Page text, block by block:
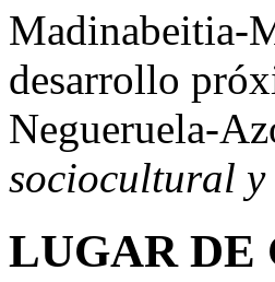
Madinabeitia-
desarrollo
Negueruela-
sociocultural
LUGAR DE